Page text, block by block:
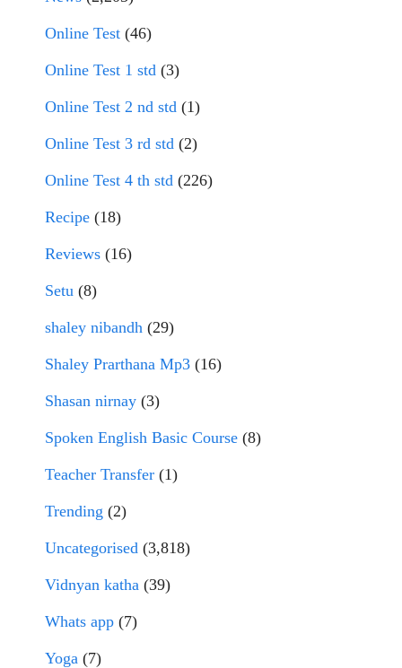
Online Test (46)
Online Test 1 std (3)
Online Test 2 nd std (1)
Online Test 3 rd std (2)
Online Test 4 th std (226)
Recipe (18)
Reviews (16)
Setu (8)
shaley nibandh (29)
Shaley Prarthana Mp3 (16)
Shasan nirnay (3)
Spoken English Basic Course (8)
Teacher Transfer (1)
Trending (2)
Uncategorised (3,818)
Vidnyan katha (39)
Whats app (7)
Yoga (7)